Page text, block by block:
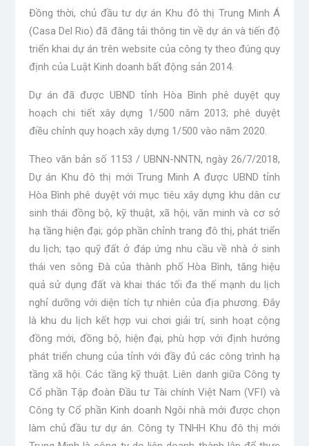
Đồng thời, chủ đầu tư dự án Khu đô thị Trung Minh Á
(Casa Del Rio) đã đăng tải thông tin về dự án và tiến độ
triển khai dự án trên website của công ty theo đúng quy
định của Luật Kinh doanh bất động sản 2014.
Dự án đã được UBND tỉnh Hòa Bình phê duyệt quy
hoạch chi tiết xây dựng 1/500 năm 2013; phê duyệt
điều chỉnh quy hoạch xây dựng 1/500 vào năm 2020.
Theo văn bản số 1153 / UBNN-NNTN, ngày 26/7/2018,
Dự án Khu đô thị mới Trung Minh A được UBND tỉnh
Hòa Bình phê duyệt với mục tiêu xây dựng khu dân cư
sinh thái đồng bộ, kỹ thuật, xã hội, văn minh và cơ sở
hạ tầng hiện đại; góp phần chỉnh trang đô thị, phát triển
du lịch; tạo quỹ đất ở đáp ứng nhu cầu về nhà ở sinh
thái ven sông Đà của thành phố Hòa Bình, tăng hiệu
quả sử dụng đất và khai thác tối đa thế mạnh du lịch
nghỉ dưỡng với diện tích tự nhiên của địa phương. Đây
là khu du lịch kết hợp vui chơi giải trí, sinh hoạt cộng
đồng mới, đồng bộ, hiện đại, phù hợp với định hướng
phát triển chung của tỉnh với đầy đủ các công trình hạ
tầng xã hội. Các tầng kỹ thuật. Liên danh giữa Công ty
Cổ phần Tập đoàn Đầu tư Tài chính Việt Nam (VFI) và
Công ty Cổ phần Kinh doanh Ngôi nhà mới được chọn
làm chủ đầu tư dự án. Công ty TNHH Khu đô thị mới